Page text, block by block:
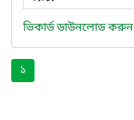
ভিকার্ড ডাউনলোড করুন
১